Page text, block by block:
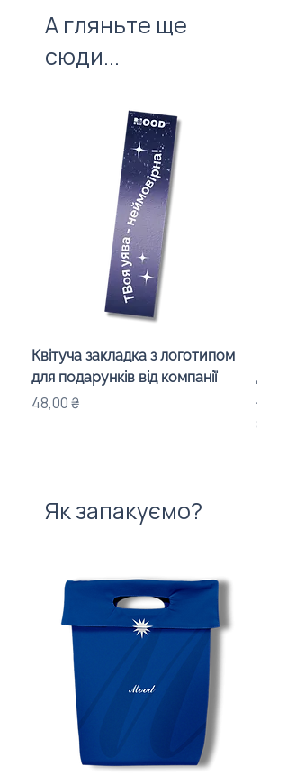
А гляньте ще
сюди...
Квітуча закладка з логотипом
для подарунків від компанії
Ціна
48,00 ₴
для
Ціна
Як запакуємо?